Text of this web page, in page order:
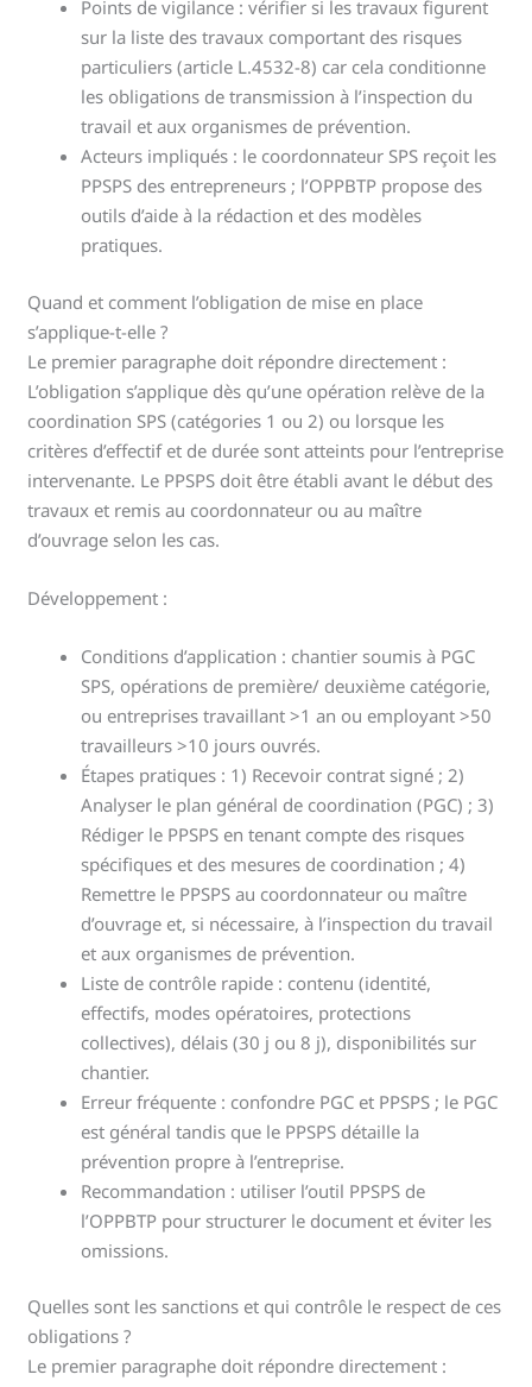
Points de vigilance : vérifier si les travaux figurent
sur la liste des travaux comportant des risques
particuliers (article L.4532-8) car cela conditionne
les obligations de transmission à l’inspection du
travail et aux organismes de prévention.
Acteurs impliqués : le coordonnateur SPS reçoit les
PPSPS des entrepreneurs ; l’OPPBTP propose des
outils d’aide à la rédaction et des modèles
pratiques.
Quand et comment l’obligation de mise en place
s’applique-t-elle ?
Le premier paragraphe doit répondre directement :
L’obligation s’applique dès qu’une opération relève de la
coordination SPS (catégories 1 ou 2) ou lorsque les
critères d’effectif et de durée sont atteints pour l’entreprise
intervenante. Le PPSPS doit être établi avant le début des
travaux et remis au coordonnateur ou au maître
d’ouvrage selon les cas.
Développement :
Conditions d’application : chantier soumis à PGC
SPS, opérations de première/ deuxième catégorie,
ou entreprises travaillant >1 an ou employant >50
travailleurs >10 jours ouvrés.
Étapes pratiques : 1) Recevoir contrat signé ; 2)
Analyser le plan général de coordination (PGC) ; 3)
Rédiger le PPSPS en tenant compte des risques
spécifiques et des mesures de coordination ; 4)
Remettre le PPSPS au coordonnateur ou maître
d’ouvrage et, si nécessaire, à l’inspection du travail
et aux organismes de prévention.
Liste de contrôle rapide : contenu (identité,
effectifs, modes opératoires, protections
collectives), délais (30 j ou 8 j), disponibilités sur
chantier.
Erreur fréquente : confondre PGC et PPSPS ; le PGC
est général tandis que le PPSPS détaille la
prévention propre à l’entreprise.
Recommandation : utiliser l’outil PPSPS de
l’OPPBTP pour structurer le document et éviter les
omissions.
Quelles sont les sanctions et qui contrôle le respect de ces
obligations ?
Le premier paragraphe doit répondre directement :